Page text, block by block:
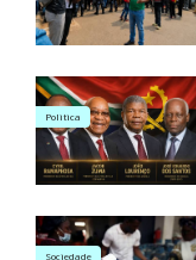
Politica
Sociedade